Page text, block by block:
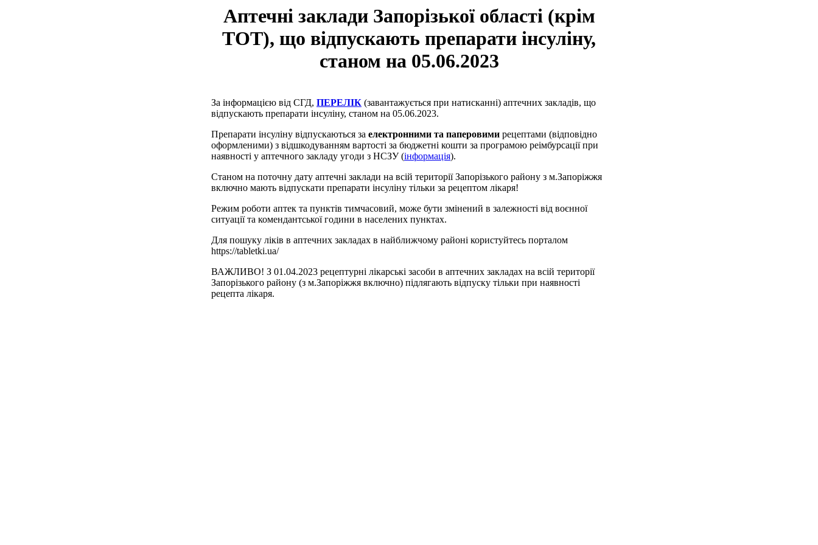
Аптечні заклади Запорізької області (крім
ТОТ), що відпускають препарати інсуліну,
станом на 05.06.2023
За інформацією від СГД, ПЕРЕЛІК (завантажується при натисканні) аптечних закладів, що
відпускають препарати інсуліну, станом на 05.06.2023.
Препарати інсуліну відпускаються за електронними та паперовими рецептами (відповідно
оформленими) з відшкодуванням вартості за бюджетні кошти за програмою реімбурсації при
наявності у аптечного закладу угоди з НСЗУ (інформація).
Станом на поточну дату аптечні заклади на всій території Запорізького району з м.Запоріжжя
включно мають відпускати препарати інсуліну тільки за рецептом лікаря!
Режим роботи аптек та пунктів тимчасовий, може бути змінений в залежності від воєнної
ситуації та комендантської години в населених пунктах.
Для пошуку ліків в аптечних закладах в найближчому районі користуйтесь порталом
https://tabletki.ua/
ВАЖЛИВО! З 01.04.2023 рецептурні лікарські засоби в аптечних закладах на всій території
Запорізького району (з м.Запоріжжя включно) підлягають відпуску тільки при наявності
рецепта лікаря.